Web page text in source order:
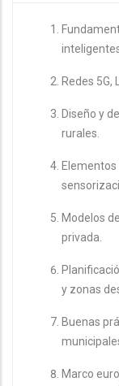
Redes 5G,
Diseño y
rurales.
Modelos
privada.
y zonas
Buenas
Marco